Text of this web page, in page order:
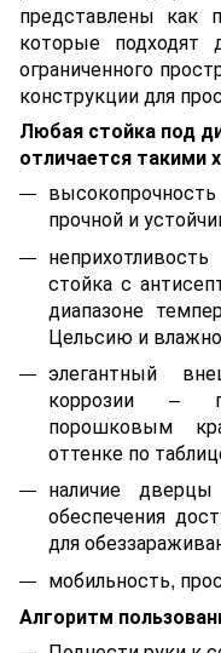
представлены как
которые подходят
ограниченного
конструкции для
Любая стойка под
отличается такими
прочной и
стойка с
диапазоне
Цельсию и
элегантный
коррозии –
порошковым
оттенке по
наличие
обеспечения
для
мобильность,
Алгоритм